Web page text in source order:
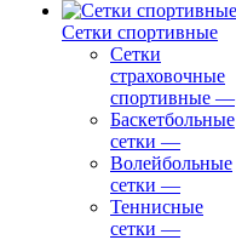
Сетки спортивные
Сетки
страховочные
спортивные —
Баскетбольные
сетки —
Волейбольные
сетки —
Теннисные
сетки —